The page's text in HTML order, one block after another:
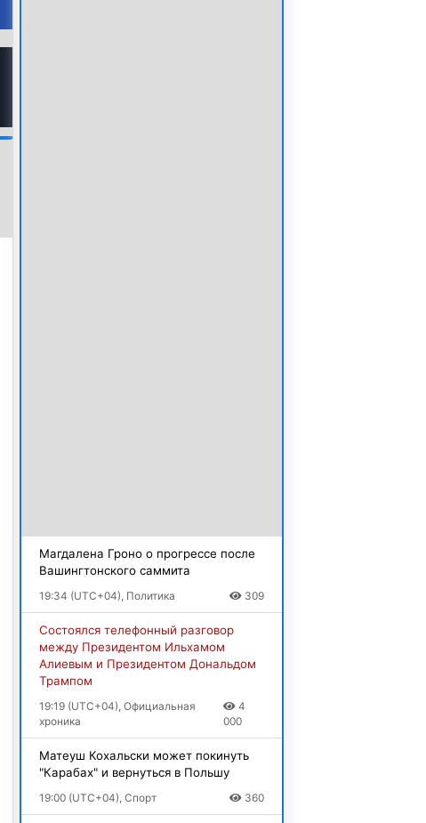
Магдалена Гроно о прогрессе после
Вашингтонского саммита
19:34 (UTC+04), Политика 309
Состоялся телефонный разговор
между Президентом Ильхамом
Алиевым и Президентом Дональдом
Трампом
19:19 (UTC+04), Официальная
хроника
4
000
Матеуш Кохальски может покинуть
"Карабах" и вернуться в Польшу
19:00 (UTC+04), Спорт 360